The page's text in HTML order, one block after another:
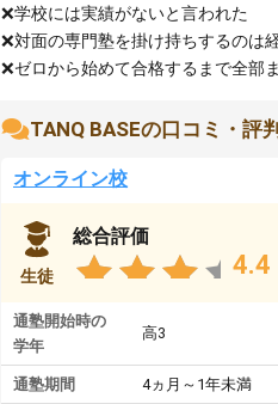
❌学校には実績がないと言われた
❌対面の専門塾を掛け持ちするのは
❌ゼロから始めて合格するまで全部
TANQ BASEの口コミ・評判
オンライン校
生徒
総合評価
4.4
通塾開始時の
学年
高3
通塾期間 4ヵ月～1年未満